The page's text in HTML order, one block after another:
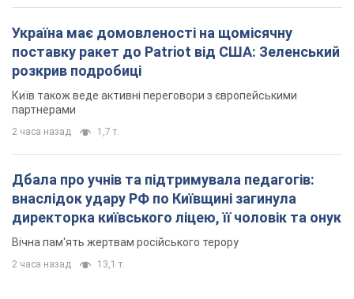
Україна має домовленості на щомісячну
поставку ракет до Patriot від США: Зеленський
розкрив подробиці
Київ також веде активні переговори з європейськими
партнерами
2 часа назад 1,7 т.
Дбала про учнів та підтримувала педагогів:
внаслідок удару РФ по Київщині загинула
директорка київського ліцею, її чоловік та онук
Вічна пам'ять жертвам російського терору
2 часа назад 13,1 т.